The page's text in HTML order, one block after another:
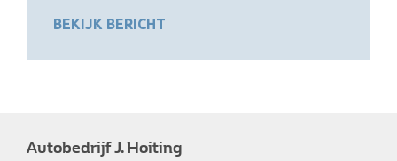
BEKIJK BERICHT
Autobedrijf J. Hoiting